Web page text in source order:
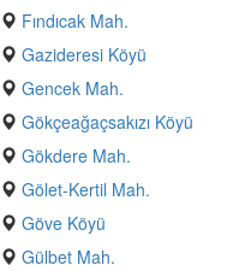
Fındıcak Mah.
Gazideresi Köyü
Gencek Mah.
Gökçeağaçsakızı Köyü
Gökdere Mah.
Gölet-Kertil Mah.
Göve Köyü
Gülbet Mah.